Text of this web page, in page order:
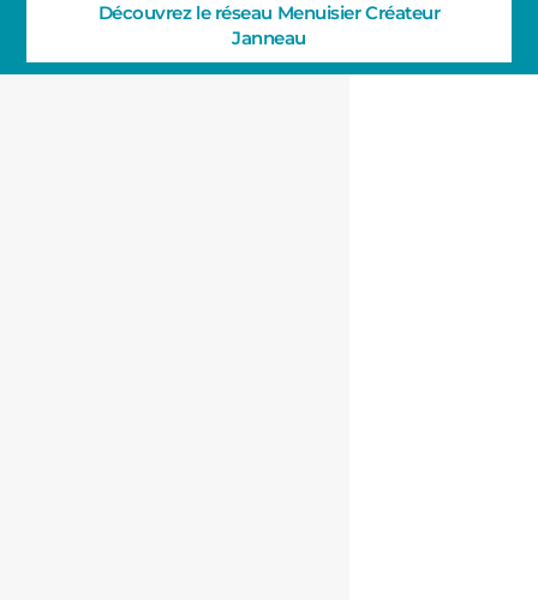
Découvrez le réseau Menuisier Créateur
Janneau